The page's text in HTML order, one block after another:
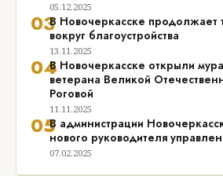
05.12.2025
03В Новочеркасске продолжает
вокруг благоустройства
13.11.2025
04В Новочеркасске открыли
ветерана Великой
Роговой
11.11.2025
05В администрации
нового руководителя
07.02.2025